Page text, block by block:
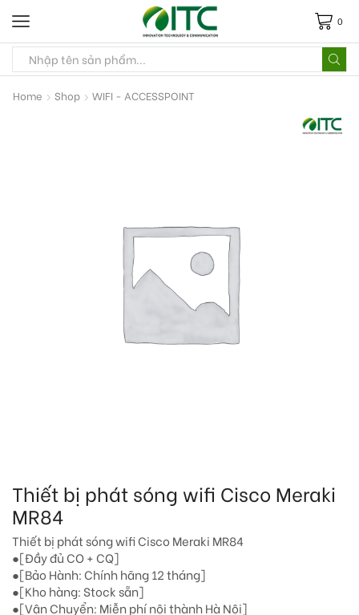
0
Home Shop WIFI - ACCESSPOINT
Thiết bị phát sóng wifi Cisco Meraki
MR84
Thiết bị phát sóng wifi Cisco Meraki MR84
●[Đầy đủ CO + CQ]
●[Bảo Hành: Chính hãng 12 tháng]
●[Kho hàng: Stock sẵn]
●[Vận Chuyển: Miễn phí nội thành Hà Nội]